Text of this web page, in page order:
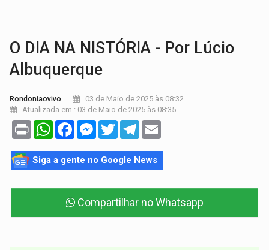
IMUNIZAÇÃO:
O DIA NA NISTÓRIA - Por Lúcio
Albuquerque
Rondoniaovivo
03 de Maio de 2025 às 08:32
Atualizada em : 03 de Maio de 2025 às 08:35
Print WhatsAppFacebookMessenger
TwitterTelegram
Siga a gente no Google News
Compartilhar no Whatsapp